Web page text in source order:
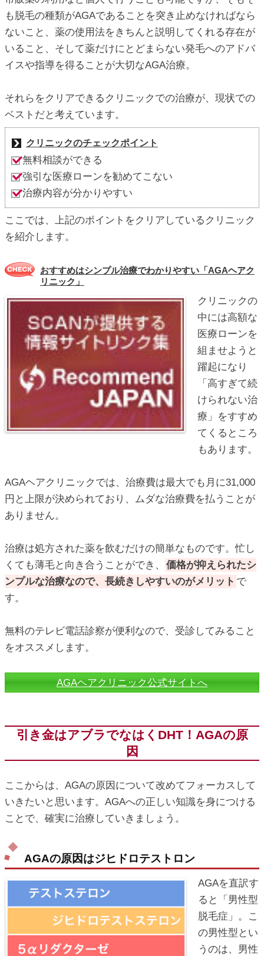
も脱毛の種類がAGAであることを突き止めなければなら
ないこと、薬の使用法をきちんと説明してくれる存在が
いること、そして薬だけにとどまらない発毛へのアドバ
イスや指導を得ることが大切なAGA治療。
それらをクリアできるクリニックでの治療が、現状での
ベストだと考えています。
クリニックのチェックポイント
無料相談ができる
強引な医療ローンを勧めてこない
治療内容が分かりやすい
ここでは、上記のポイントをクリアしているクリニック
を紹介します。
おすすめはシンプル治療でわかりやすい「AGAヘアク
リニック」
クリニックの
中には高額な
医療ローンを
組ませようと
躍起になり
「高すぎて続
けられない治
療」をすすめ
てくるところ
もあります。
AGAヘアクリニックでは、治療費は最大でも月に31,000
円と上限が決められており、ムダな治療費を払うことが
ありません。
治療は処方された薬を飲むだけの簡単なものです。忙し
くても薄毛と向き合うことができ、
価格が抑えられたシ
ンプルな治療なので、長続きしやすいのがメリット で
す。
無料のテレビ電話診察が便利なので、受診してみること
をオススメします。
AGAヘアクリニック公式サイトへ
引き金はアブラでなはくDHT！AGAの原
因
ここからは、AGAの原因について改めてフォーカスして
いきたいと思います。AGAへの正しい知識を身につける
ことで、確実に治療していきましょう。
AGAの原因はジヒドロテストロン
AGAを直訳す
ると「男性型
脱毛症」。こ
の男性型とい
うのは、男性